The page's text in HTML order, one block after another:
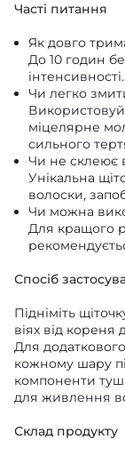
Часті питання
Як довго
До 10 годин
інтенсивності.
Чи легко
міцелярне
сильного
Чи не склеює
Унікальна
волоски,
Чи можна
Для кращого
Спосіб
Підніміть
віях від кореня
Для
кожному шару
компоненти
для живлення
Склад продукту